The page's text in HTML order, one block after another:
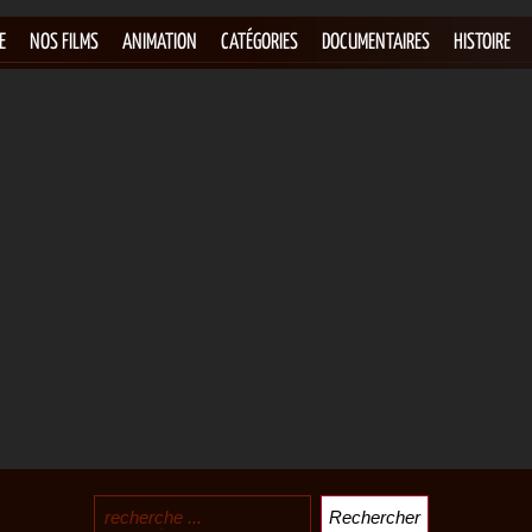
NOS FILMS ANIMATION CATÉGORIES DOCUMENTAIRES HISTOIRE